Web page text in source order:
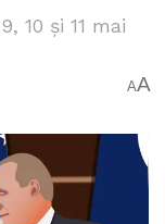
10 și 11 mai
AA